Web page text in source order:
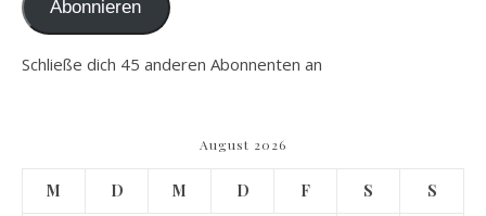
Abonnieren
Schließe dich 45 anderen Abonnenten an
August 2026
M D M D F S S